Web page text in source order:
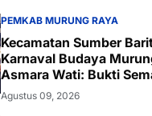
PEMKAB MURUNG RAYA
Kecamatan Sumber
Karnaval Budaya
Asmara Wati: Bukti
Melestarikan Budaya
Agustus 09, 2026